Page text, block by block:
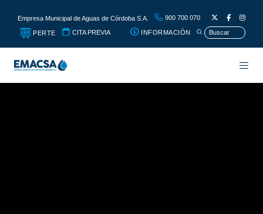
Empresa Municipal de Aguas de Córdoba S.A. 900 700 070
PERTE CITA PREVIA INFORMACIÓN